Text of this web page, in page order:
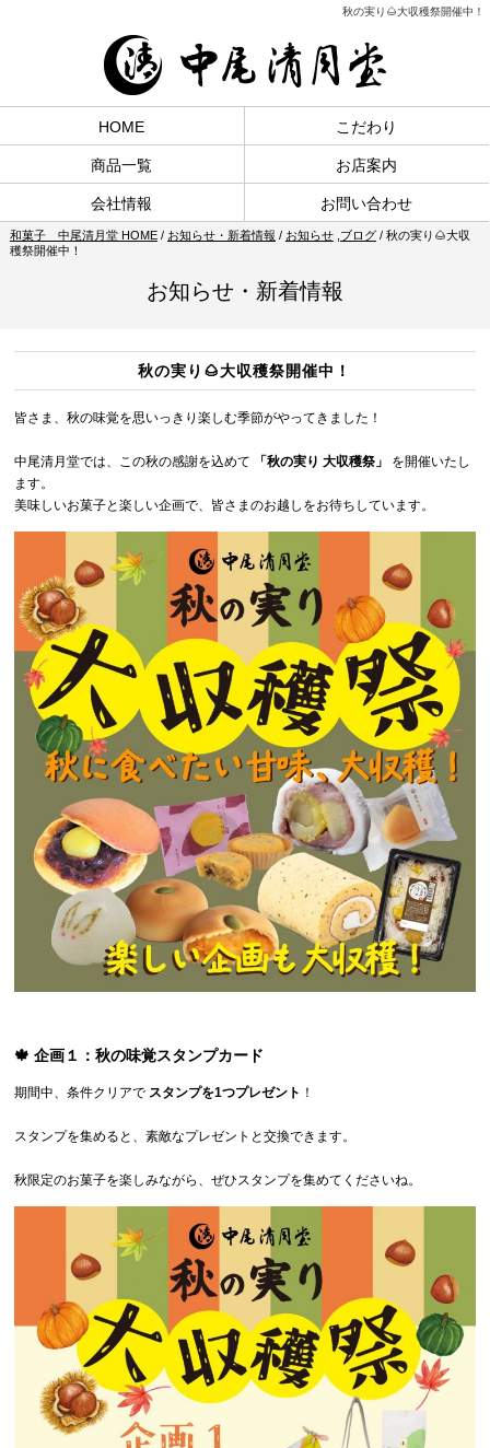
秋の実り🌰大収穫祭開催中！
HOME こだわり
商品一覧 お店案内
会社情報 お問い合わせ
和菓子 中尾清月堂 HOME/ お知らせ・新着情報 / お知らせ, ブログ/ 秋の実り🌰大収
穫祭開催中！
お知らせ・新着情報
秋の実り🌰大収穫祭開催中！
皆さま、秋の味覚を思いっきり楽しむ季節がやってきました！
中尾清月堂では、この秋の感謝を込めて 「秋の実り 大収穫祭」
を開催いたし
ます。
美味しいお菓子と楽しい企画で、皆さまのお越しをお待ちしています。
🍁 企画１：秋の味覚スタンプカード
期間中、条件クリアで スタンプを1つプレゼント ！
スタンプを集めると、素敵なプレゼントと交換できます。
秋限定のお菓子を楽しみながら、ぜひスタンプを集めてくださいね。